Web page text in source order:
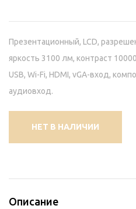
для панелей
Презентационный, LCD,
яркость 3100 лм, контраст
USB, Wi-Fi, HDMI, vGA-вход,
аудиовход.
НЕТ В НАЛИЧИИ
Описание